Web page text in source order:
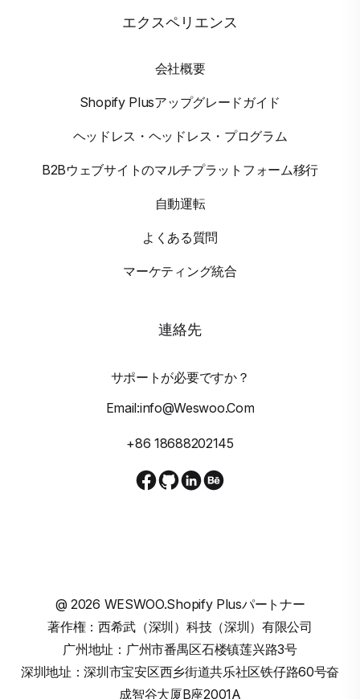
エクスペリエンス
会社概要
Shopify Plusアップグレードガイド
ヘッドレス・ヘッドレス・プログラム
B2Bウェブサイトのマルチプラットフォーム移行
自動運転
よくある質問
マーケティング統合
連絡先
サポートが必要ですか？
Email:info@weswoo.com
+86 18688202145
@2026 WESWOO.Shopify Plusパートナー
著作権：西希武（深圳）科技（深圳）有限公司
广州地址：广州市番禺区石楼镇莲兴路3号
深圳地址：深圳市宝安区西乡街道共乐社区铁仔路60号奋
成智谷大厦B座2001A